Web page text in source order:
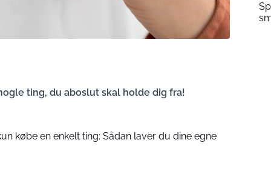
ting, du aboslut skal holde dig fra!
købe en enkelt ting: Sådan laver du dine egne